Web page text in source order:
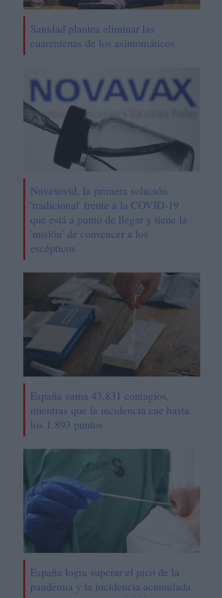
Sanidad plantea eliminar las
cuarentenas de los asintomáticos
Nuvaxovid, la primera solución
'tradicional' frente a la COVID-19
que está a punto de llegar y tiene la
'misión' de convencer a los
escépticos
España suma 43.831 contagios,
mientras que la incidencia cae hasta
los 1.893 puntos
España logra superar el pico de la
pandemia y la incidencia acumulada